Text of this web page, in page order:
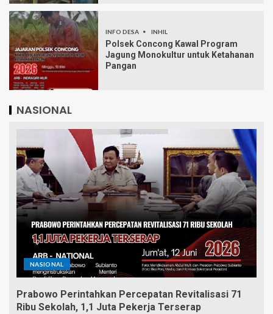
INFO DESA INHIL
Polsek Concong Kawal Program
Jagung Monokultur untuk Ketahanan
Pangan
NASIONAL
NASIONAL
Prabowo Perintahkan Percepatan Revitalisasi 71
Ribu Sekolah, 1,1 Juta Pekerja Terserap